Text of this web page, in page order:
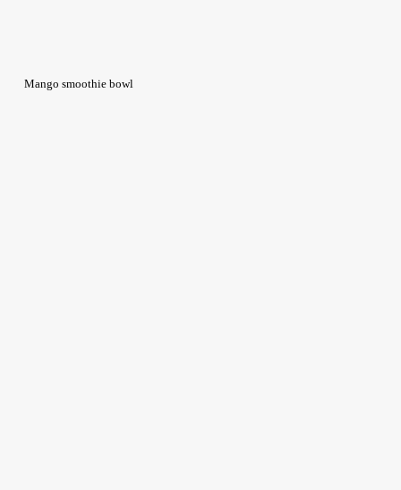
Mango smoothie bowl